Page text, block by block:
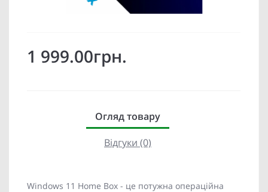
1 999.00грн.
Огляд товару
Відгуки (0)
Windows 11 Home Box - це потужна операційна